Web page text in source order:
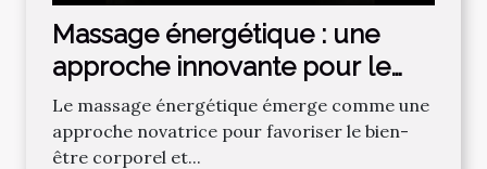
Massage énergétique : une
approche innovante pour le
corps et la santé
Le massage énergétique émerge comme une
approche novatrice pour favoriser le bien-
être corporel et...